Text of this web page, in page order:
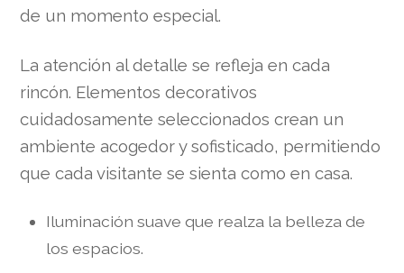
de un momento especial.
La atención al detalle se refleja en cada
rincón. Elementos decorativos
cuidadosamente seleccionados crean un
ambiente acogedor y sofisticado, permitiendo
que cada visitante se sienta como en casa.
Iluminación suave que realza la belleza de
los espacios.